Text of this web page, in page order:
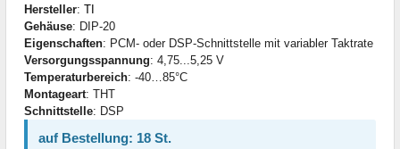
Hersteller: TI
Gehäuse: DIP-20
Eigenschaften: PCM- oder DSP-Schnittstelle mit variabler Taktrate
Versorgungsspannung: 4,75...5,25 V
Temperaturbereich: -40…85°С
Montageart: THT
Schnittstelle: DSP
auf Bestellung: 18 St.